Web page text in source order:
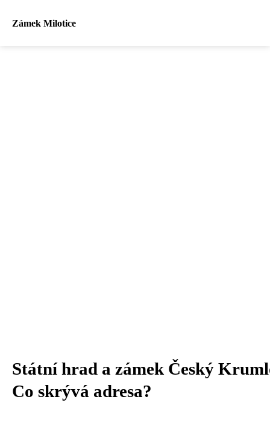
Zámek Milotice
Státní hrad a zámek Český
Co skrývá adresa?